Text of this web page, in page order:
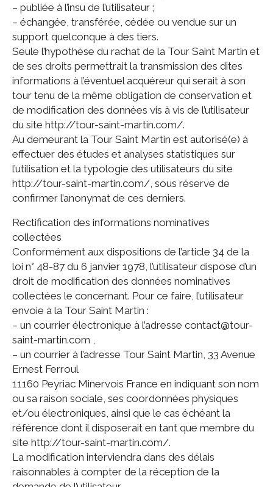
– publiée à l’insu de l’utilisateur ;
– échangée, transférée, cédée ou vendue sur un
support quelconque à des tiers.
Seule l’hypothèse du rachat de la Tour Saint Martin et
de ses droits permettrait la transmission des dites
informations à l’éventuel acquéreur qui serait à son
tour tenu de la même obligation de conservation et
de modification des données vis à vis de l’utilisateur
du site http://tour-saint-martin.com/.
Au demeurant la Tour Saint Martin est autorisé(e) à
effectuer des études et analyses statistiques sur
l’utilisation et la typologie des utilisateurs du site
http://tour-saint-martin.com/, sous réserve de
confirmer l’anonymat de ces derniers.
Rectification des informations nominatives
collectées
Conformément aux dispositions de l’article 34 de la
loi n° 48-87 du 6 janvier 1978, l’utilisateur dispose d’un
droit de modification des données nominatives
collectées le concernant. Pour ce faire, l’utilisateur
envoie à la Tour Saint Martin :
– un courrier électronique à l’adresse contact@tour-
saint-martin.com ,
– un courrier à l’adresse Tour Saint Martin, 33 Avenue
Ernest Ferroul
11160 Peyriac Minervois France en indiquant son nom
ou sa raison sociale, ses coordonnées physiques
et/ou électroniques, ainsi que le cas échéant la
référence dont il disposerait en tant que membre du
site http://tour-saint-martin.com/.
La modification interviendra dans des délais
raisonnables à compter de la réception de la